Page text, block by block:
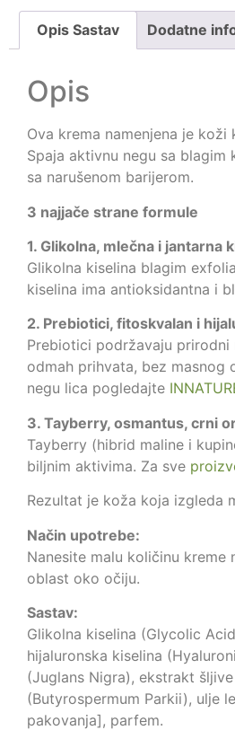
Opis Sastav Dodatne
Opis
Ova krema namenjena je
Spaja aktivnu negu sa
sa narušenom barijerom.
3 najjače strane formule
1. Glikolna, mlečna i jantarna
Glikolna kiselina blagim
kiselina ima antioksidantna i
2. Prebiotici, fitoskvalan i
Prebiotici podržavaju
odmah prihvata, bez masnog
negu lica pogledajte
3. Tayberry, osmantus, crni
Tayberry (hibrid maline i
biljnim aktivima. Za sve
Rezultat je koža koja izgleda
Način upotrebe:
Nanesite malu količinu
oblast oko očiju.
Sastav:
Glikolna kiselina (Glycolic
hijaluronska kiselina
(Juglans Nigra), ekstrakt
(Butyrospermum Parkii), ulje
pakovanja], parfem.